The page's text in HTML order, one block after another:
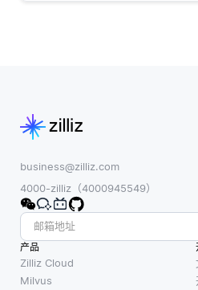
business@zilliz.com
4000-zilliz（4000945549）
产品
Zilliz Cloud
Milvus